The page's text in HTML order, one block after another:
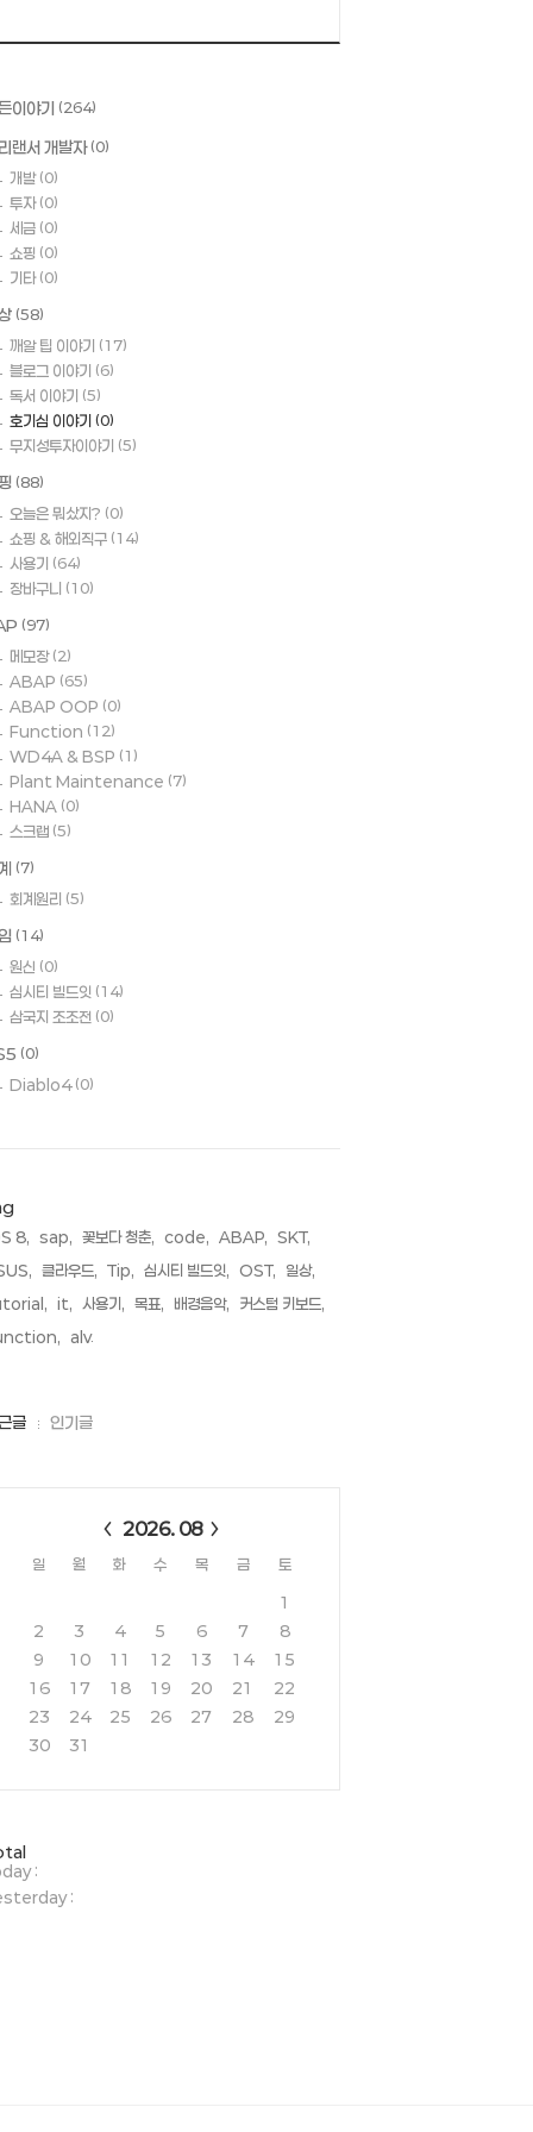
이야기 (264)
랜서 개발자 (0)
개발 (0)
투자 (0)
세금 (0)
쇼핑 (0)
기타 (0)
(58)
깨알 팁 이야기 (17)
블로그 이야기 (6)
독서 이야기 (5)
호기심 이야기 (0)
무지성투자이야기 (5)
(88)
오늘은 뭐샀지? (0)
쇼핑 & 해외직구 (14)
사용기 (64)
장바구니 (10)
(97)
메모장 (2)
ABAP (65)
ABAP OOP (0)
Function (12)
WD4A & BSP (1)
Plant Maintenance (7)
HANA (0)
스크랩 (5)
(7)
회계원리 (5)
(14)
원신 (0)
심시티 빌드잇 (14)
삼국지 조조전 (0)
(0)
Diablo4 (0)
8, sap, 꽃보다 청춘, code, ABAP, SKT,
클라우드, Tip, 심시티 빌드잇, OST,
일상,
it, 사용기, 목표, 배경음악,
커스텀 키보드,
alv,
글 인기글
2026. 08
일 월 화 수 목 금
토
1
2
3 4 5 6 7
8
9
10 11 12 13 14
15
16
17 18 19 20 21
22
23
24 25 26 27 28
29
30
31
:
: